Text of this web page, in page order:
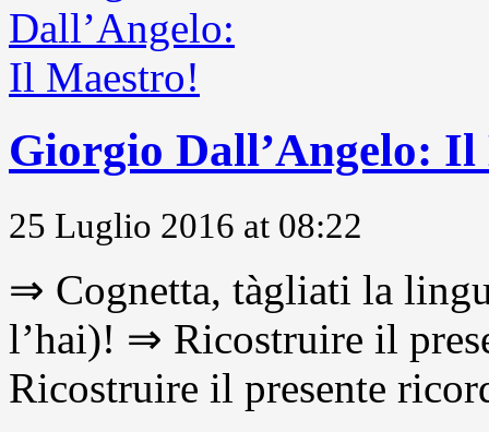
Giorgio Dall’Angelo:
25 Luglio 2016 at 08:22
⇒ Cognetta, tàgliati la
l’hai)! ⇒ Ricostruire il
Ricostruire il presente